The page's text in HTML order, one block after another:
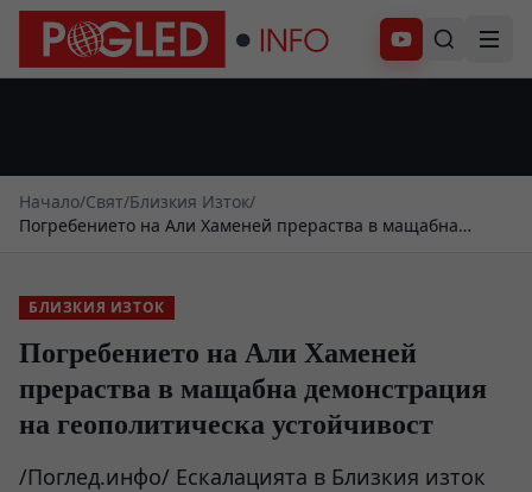
Абонирай се
Начало/Свят/Близкия Изток/
Погребението на Али Хаменей прераства в мащабна
БЛИЗКИЯ ИЗТОК
Погребението на Али Хаменей
прераства в мащабна демонстрация
на геополитическа устойчивост
/Поглед.инфо/ Ескалацията в Близкия изток